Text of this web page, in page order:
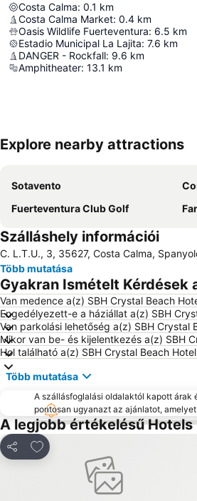
Costa Calma: 0.1 km
Costa Calma Market: 0.4 km
Oasis Wildlife Fuerteventura: 6.5 km
Estadio Municipal La Lajita: 7.6 km
DANGER - Rockfall: 9.6 km
Amphitheater: 13.1 km
Explore nearby attractions
Sotavento
Fuerteventura Club Golf
Szálláshely információi
C. L.T.U., 3, 35627, Costa Calma,
Több mutatása
Gyakran Ismételt Kérdések
Van medence a(z) SBH Crystal Beach
Engedélyezett-e a háziállat a(z) SBH
Van parkolási lehetőség a(z) SBH Crystal
Mikor van be- és kijelentkezés a(z) SBH
Hol található a(z) SBH Crystal Beach
Több mutatása
A szállásfoglalási oldalaktól kapott árak
pontosan ugyanazt az ajánlatot,
A legjobb értékelésű
Megosztás
Hozzáadás a kedvencekhez